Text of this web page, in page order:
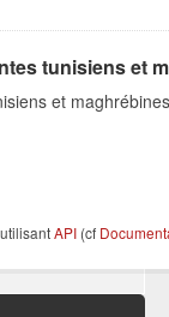
tunisiens et
et
API (cf